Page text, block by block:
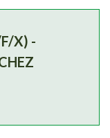
X) -